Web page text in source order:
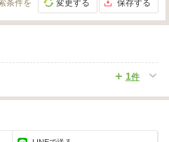
条件を 変更する 保存する
1件